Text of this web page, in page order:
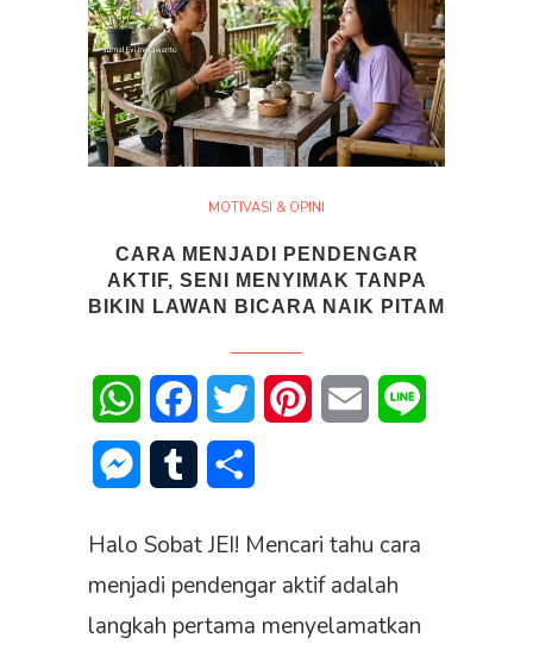
MOTIVASI & OPINI
CARA MENJADI PENDENGAR
AKTIF, SENI MENYIMAK TANPA
BIKIN LAWAN BICARA NAIK PITAM
WhatsAppFacebookTwitter PinterestEmail
Messenger
Tumblr
Halo Sobat JEI! Mencari tahu cara
menjadi pendengar aktif adalah
langkah pertama menyelamatkan